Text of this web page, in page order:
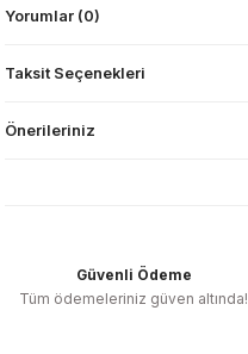
Yorumlar (0)
Taksit Seçenekleri
Önerileriniz
Güvenli Ödeme
Tüm ödemeleriniz güven altında!